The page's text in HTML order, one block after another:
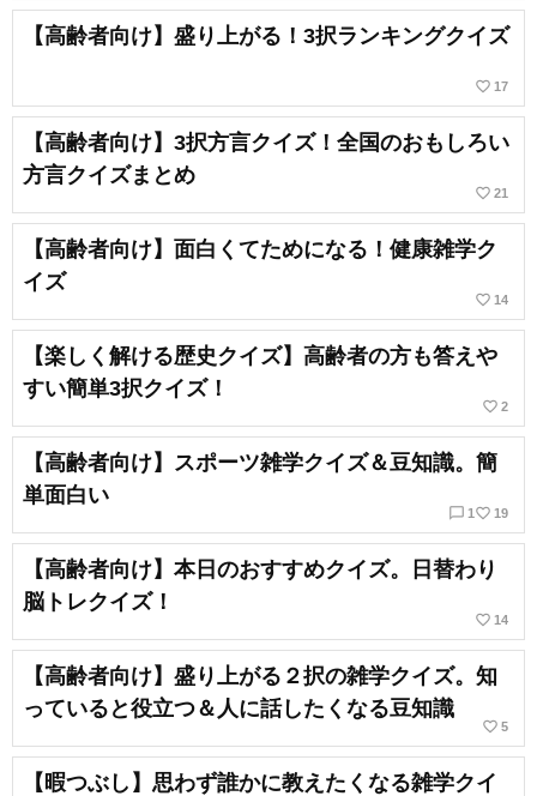
【高齢者向け】盛り上がる！3択ランキングクイズ
favorite_border 17
【高齢者向け】3択方言クイズ！全国のおもしろい
方言クイズまとめ
favorite_border 21
【高齢者向け】面白くてためになる！健康雑学ク
イズ
favorite_border 14
【楽しく解ける歴史クイズ】高齢者の方も答えや
すい簡単3択クイズ！
favorite_border 2
【高齢者向け】スポーツ雑学クイズ＆豆知識。簡
単面白い
chat_bubble_outline 1 favorite_border 19
【高齢者向け】本日のおすすめクイズ。日替わり
脳トレクイズ！
favorite_border 14
【高齢者向け】盛り上がる２択の雑学クイズ。知
っていると役立つ＆人に話したくなる豆知識
favorite_border 5
【暇つぶし】思わず誰かに教えたくなる雑学クイ